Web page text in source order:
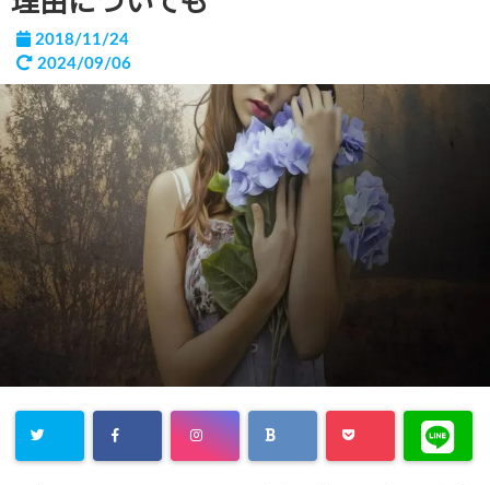
2018/11/24
2024/09/06